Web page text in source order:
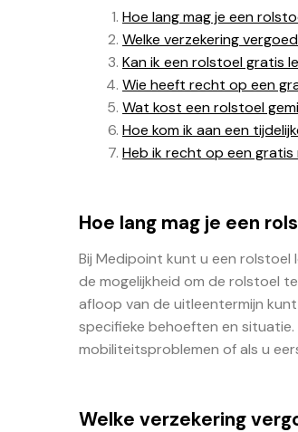
Hoe lang mag je een
Welke verzekering
Kan ik een rolstoel gratis
Wie heeft recht op een
Wat kost een rolstoel
Hoe kom ik aan een
Heb ik recht op een
Hoe lang mag je een
Bij Medipoint kunt u een rolstoel
de mogelijkheid om de rolstoel
afloop van de uitleentermijn
specifieke behoeften en
mobiliteitsproblemen of als u
Welke verzekering